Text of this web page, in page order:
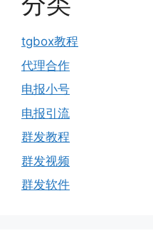
tgbox教程
代理合作
电报小号
电报引流
群发教程
群发视频
群发软件